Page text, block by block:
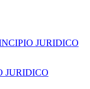
JURIDICO
JURIDICO